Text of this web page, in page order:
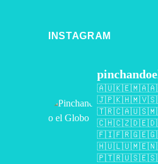
INSTAGRAM